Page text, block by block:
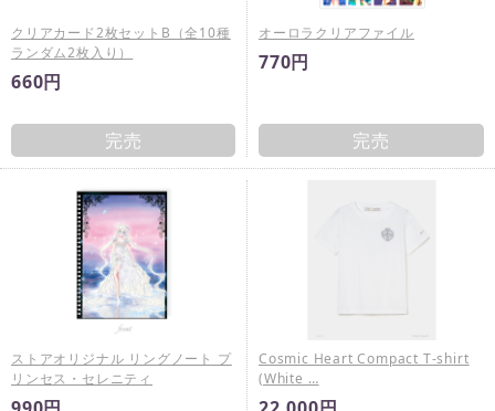
クリアカード2枚セットB（全10種
ランダム2枚入り）
660円
完売
オーロラクリアファイル
770円
完売
ストアオリジナル リングノート プ
リンセス・セレニティ
Cosmic Heart Compact T-shirt
(White …